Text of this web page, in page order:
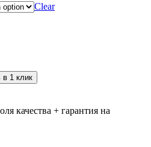
Clear
в 1 клик
качества + гарантия на